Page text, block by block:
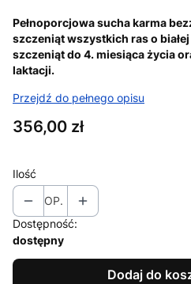
Pełnoporcjowa sucha karma
szczeniąt wszystkich ras o
szczeniąt do 4. miesiąca życia
laktacji.
Przejdź do pełnego opisu
Cena
356,00 zł
Ilość
OP.
Dostępność:
dostępny
Dodaj do